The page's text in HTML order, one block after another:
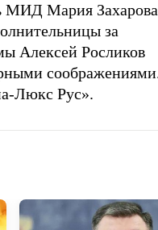
МИД Мария Захарова
за
Алексей Росликов
Люкс Рус».